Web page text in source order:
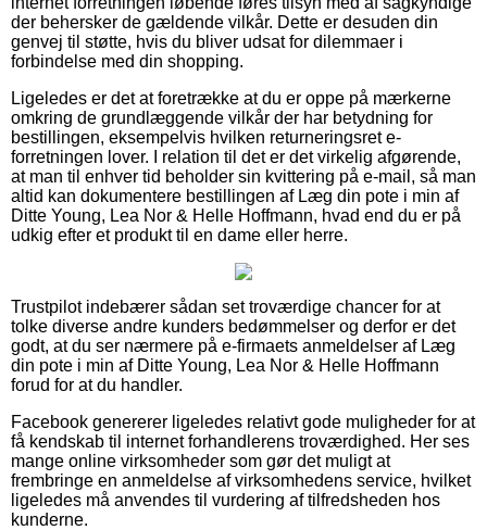
der behersker de gældende vilkår. Dette er desuden din
genvej til støtte, hvis du bliver udsat for dilemmaer i
forbindelse med din shopping.
Ligeledes er det at foretrække at du er oppe på mærkerne
omkring de grundlæggende vilkår der har betydning for
bestillingen, eksempelvis hvilken returneringsret e-
forretningen lover. I relation til det er det virkelig afgørende,
at man til enhver tid beholder sin kvittering på e-mail, så man
altid kan dokumentere bestillingen af Læg din pote i min af
Ditte Young, Lea Nor & Helle Hoffmann, hvad end du er på
udkig efter et produkt til en dame eller herre.
Trustpilot indebærer sådan set troværdige chancer for at
tolke diverse andre kunders bedømmelser og derfor er det
godt, at du ser nærmere på e-firmaets anmeldelser af Læg
din pote i min af Ditte Young, Lea Nor & Helle Hoffmann
forud for at du handler.
Facebook genererer ligeledes relativt gode muligheder for at
få kendskab til internet forhandlerens troværdighed. Her ses
mange online virksomheder som gør det muligt at
frembringe en anmeldelse af virksomhedens service, hvilket
ligeledes må anvendes til vurdering af tilfredsheden hos
kunderne.